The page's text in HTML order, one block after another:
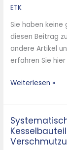
ETK
Sie haben keine
diesen Beitrag
andere Artikel
erfahren Sie hier
–
Weiterlesen »
Systematische
Optimierung
von